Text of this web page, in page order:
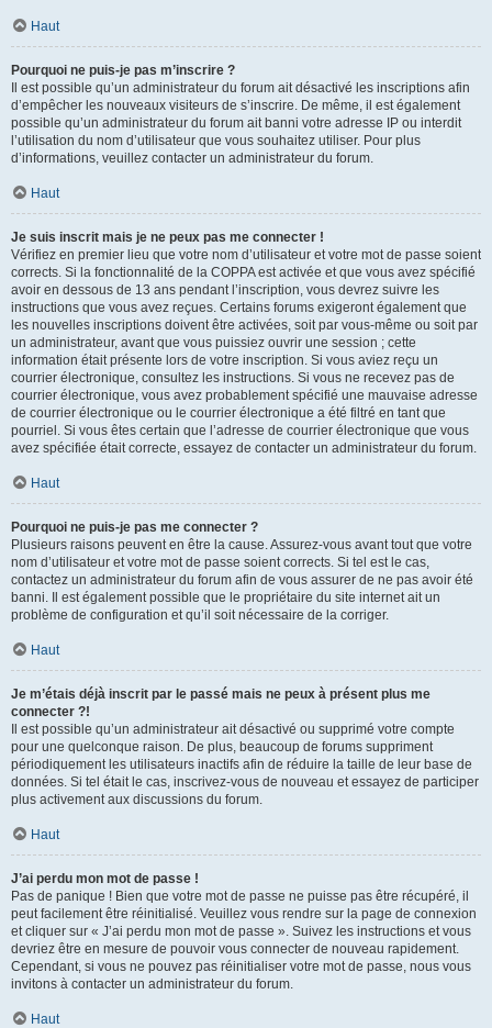
Haut
Pourquoi ne puis-je pas m’inscrire ?
Il est possible qu’un administrateur du forum ait désactivé les inscriptions afin
d’empêcher les nouveaux visiteurs de s’inscrire. De même, il est également
possible qu’un administrateur du forum ait banni votre adresse IP ou interdit
l’utilisation du nom d’utilisateur que vous souhaitez utiliser. Pour plus
d’informations, veuillez contacter un administrateur du forum.
Haut
Je suis inscrit mais je ne peux pas me connecter !
Vérifiez en premier lieu que votre nom d’utilisateur et votre mot de passe soient
corrects. Si la fonctionnalité de la COPPA est activée et que vous avez spécifié
avoir en dessous de 13 ans pendant l’inscription, vous devrez suivre les
instructions que vous avez reçues. Certains forums exigeront également que
les nouvelles inscriptions doivent être activées, soit par vous-même ou soit par
un administrateur, avant que vous puissiez ouvrir une session ; cette
information était présente lors de votre inscription. Si vous aviez reçu un
courrier électronique, consultez les instructions. Si vous ne recevez pas de
courrier électronique, vous avez probablement spécifié une mauvaise adresse
de courrier électronique ou le courrier électronique a été filtré en tant que
pourriel. Si vous êtes certain que l’adresse de courrier électronique que vous
avez spécifiée était correcte, essayez de contacter un administrateur du forum.
Haut
Pourquoi ne puis-je pas me connecter ?
Plusieurs raisons peuvent en être la cause. Assurez-vous avant tout que votre
nom d’utilisateur et votre mot de passe soient corrects. Si tel est le cas,
contactez un administrateur du forum afin de vous assurer de ne pas avoir été
banni. Il est également possible que le propriétaire du site internet ait un
problème de configuration et qu’il soit nécessaire de la corriger.
Haut
Je m’étais déjà inscrit par le passé mais ne peux à présent plus me
connecter ?!
Il est possible qu’un administrateur ait désactivé ou supprimé votre compte
pour une quelconque raison. De plus, beaucoup de forums suppriment
périodiquement les utilisateurs inactifs afin de réduire la taille de leur base de
données. Si tel était le cas, inscrivez-vous de nouveau et essayez de participer
plus activement aux discussions du forum.
Haut
J’ai perdu mon mot de passe !
Pas de panique ! Bien que votre mot de passe ne puisse pas être récupéré, il
peut facilement être réinitialisé. Veuillez vous rendre sur la page de connexion
et cliquer sur « J’ai perdu mon mot de passe ». Suivez les instructions et vous
devriez être en mesure de pouvoir vous connecter de nouveau rapidement.
Cependant, si vous ne pouvez pas réinitialiser votre mot de passe, nous vous
invitons à contacter un administrateur du forum.
Haut